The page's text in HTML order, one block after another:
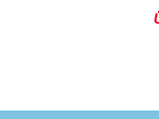
Görüş ve önerileriniz için teşekkür